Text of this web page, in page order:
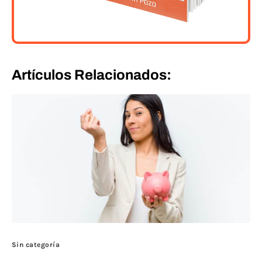
Artículos Relacionados:
Sin categoría